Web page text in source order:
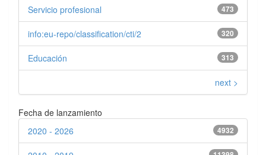
473
Servicio profesional
320
info:eu-repo/classification/cti/2
313
Educación
next >
Fecha de lanzamiento
4932
2020 - 2026